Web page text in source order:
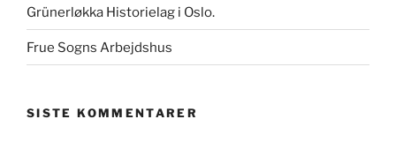
Grünerløkka Historielag i Oslo.
Frue Sogns Arbejdshus
SISTE KOMMENTARER